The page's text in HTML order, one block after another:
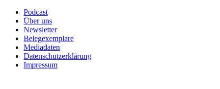
Podcast
Über uns
Newsletter
Belegexemplare
Mediadaten
Datenschutzerklärung
Impressum